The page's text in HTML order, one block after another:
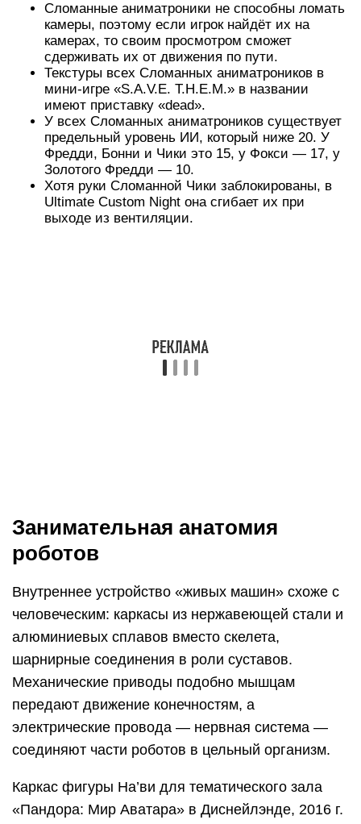
Сломанные аниматроники не способны ломать
камеры, поэтому если игрок найдёт их на
камерах, то своим просмотром сможет
сдерживать их от движения по пути.
Текстуры всех Сломанных аниматроников в
мини-игре «S.A.V.E. T.H.E.M.» в названии
имеют приставку «dead».
У всех Сломанных аниматроников существует
предельный уровень ИИ, который ниже 20. У
Фредди, Бонни и Чики это 15, у Фокси — 17, у
Золотого Фредди — 10.
Хотя руки Сломанной Чики заблокированы, в
Ultimate Custom Night она сгибает их при
выходе из вентиляции.
Занимательная анатомия
роботов
Внутреннее устройство «живых машин» схоже с
человеческим: каркасы из нержавеющей стали и
алюминиевых сплавов вместо скелета,
шарнирные соединения в роли суставов.
Механические приводы подобно мышцам
передают движение конечностям, а
электрические провода — нервная система —
соединяют части роботов в цельный организм.
Каркас фигуры На’ви для тематического зала
«Пандора: Мир Аватара» в Диснейлэнде, 2016 г.